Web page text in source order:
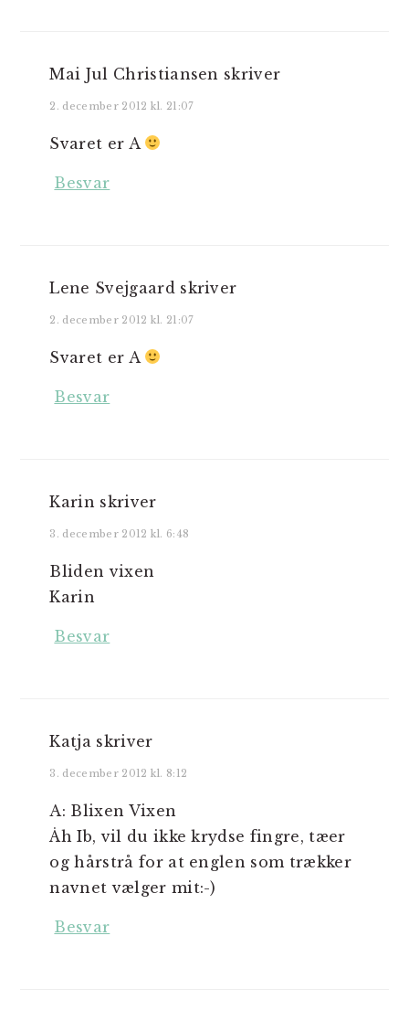
Mai Jul Christiansen skriver
2. december 2012 kl. 21:07
Svaret er A
Besvar
Lene Svejgaard skriver
2. december 2012 kl. 21:07
Svaret er A
Besvar
Karin skriver
3. december 2012 kl. 6:48
Bliden vixen
Karin
Besvar
Katja skriver
3. december 2012 kl. 8:12
A: Blixen Vixen
Åh Ib, vil du ikke krydse fingre, tæer
og hårstrå for at englen som trækker
navnet vælger mit:-)
Besvar